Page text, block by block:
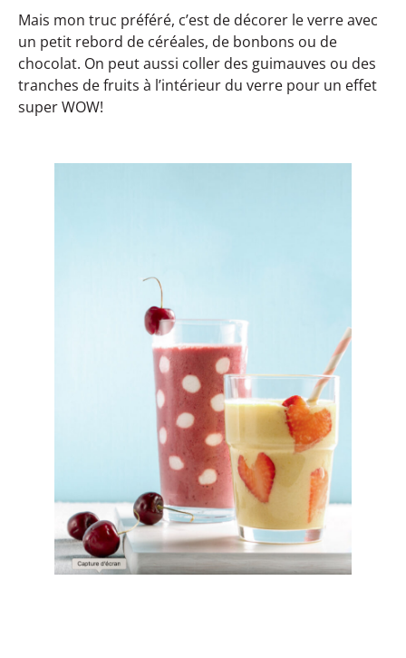
Mais mon truc préféré, c’est de décorer le verre avec
un petit rebord de céréales, de bonbons ou de
chocolat. On peut aussi coller des guimauves ou des
tranches de fruits à l’intérieur du verre pour un effet
super WOW!